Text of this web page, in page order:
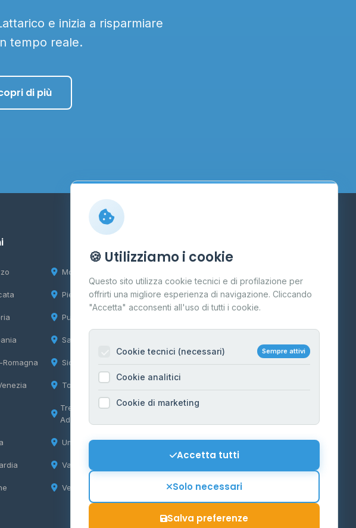
e inizia a risparmiare
tempo reale.
di più
Romagna
Molise
Piemonte
Puglia
Sardegna
Sicilia
Toscana
Trentino-Alto
Adige
Umbria
Valle d'Aosta
Veneto
Contatti
Per gestori
Informazioni legali
Privacy Policy
Cookie Policy
Mappa del sito
Contattaci
🍪 Utilizziamo i cookie
Questo sito utilizza cookie tecnici e di profilazione per
offrirti una migliore esperienza di navigazione. Cliccando
"Accetta" acconsenti all'uso di tutti i cookie.
Cookie tecnici (necessari) Sempre attivi
Cookie analitici
Cookie di marketing
Accetta tutti
Solo necessari
Salva preferenze